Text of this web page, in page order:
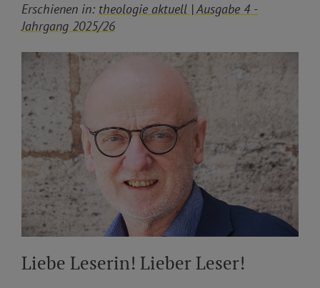
Erschienen in: theologie aktuell | Ausgabe 4 -
Jahrgang 2025/26
Liebe Leserin! Lieber Leser!